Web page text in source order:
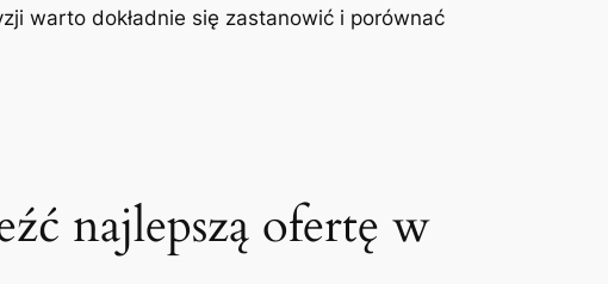
warto dokładnie się zastanowić ⁤i porównać
​najlepszą ofertę⁣ w